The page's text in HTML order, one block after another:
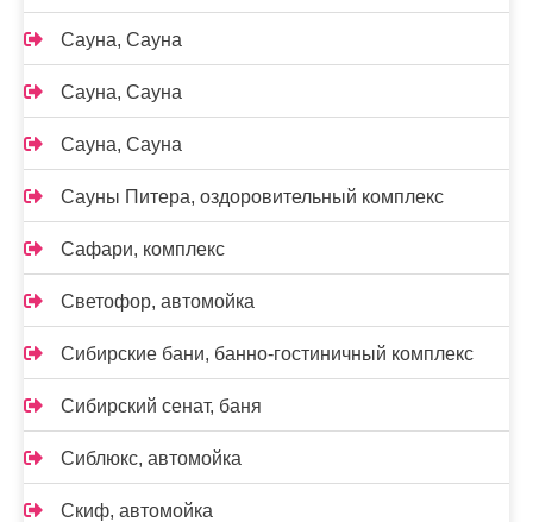
Сауна, Сауна
Сауна, Сауна
Сауна, Сауна
Сауны Питера, оздоровительный комплекс
Сафари, комплекс
Светофор, автомойка
Сибирские бани, банно-гостиничный комплекс
Сибирский сенат, баня
Сиблюкс, автомойка
Скиф, автомойка